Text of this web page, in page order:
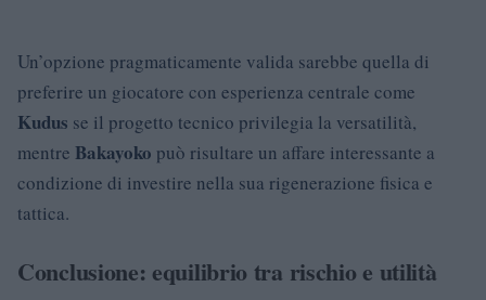
Un’opzione pragmaticamente valida sarebbe quella di
preferire un giocatore con esperienza centrale come
Kudus se il progetto tecnico privilegia la versatilità,
mentre Bakayoko può risultare un affare interessante a
condizione di investire nella sua rigenerazione fisica e
tattica.
Conclusione: equilibrio tra rischio e utilità